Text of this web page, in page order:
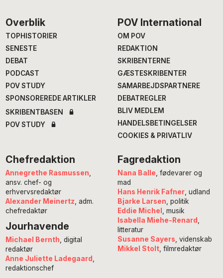
Footer
Overblik
TOPHISTORIER
SENESTE
DEBAT
PODCAST
POV STUDY
SPONSOREREDE ARTIKLER
SKRIBENTBASEN
POV STUDY
POV International
OM POV
REDAKTION
SKRIBENTERNE
GÆSTESKRIBENTER
SAMARBEJDSPARTNERE
DEBATREGLER
BLIV MEDLEM
HANDELSBETINGELSER
COOKIES & PRIVATLIV
Chefredaktion
Annegrethe Rasmussen
ansv. chef- og
erhvervsredaktør
Alexander Meinertz , adm.
chefredaktør
Jourhavende
Michael Bernth , digital
redaktør
Anne Juliette Ladegaard
redaktionschef
Fagredaktion
Nana Balle , fødevarer og
mad
Hans Henrik Fafner, udland
Bjarke Larsen , politik
Eddie Michel
, musik
Isabella Miehe-Renard
litteratur
Susanne Sayers , videnskab
Mikkel Stolt, filmredaktør